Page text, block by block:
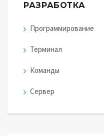
РАЗРАБОТКА
Программирование
Терминал
Команды
Сервер